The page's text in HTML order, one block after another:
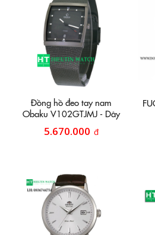
Đồng hồ đeo tay nam
Obaku V102GTJMJ - Dây
bầu
5.670.000 đ